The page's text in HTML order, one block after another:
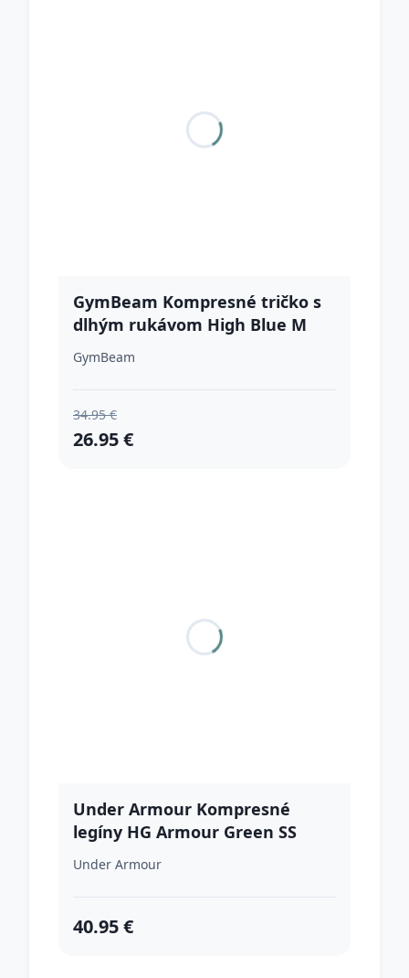
GymBeam Kompresné tričko s
dlhým rukávom High Blue M
GymBeam
34.95 €
26.95 €
Under Armour Kompresné
legíny HG Armour Green SS
Under Armour
40.95 €